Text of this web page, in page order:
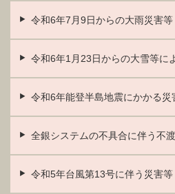
令和6年7月9日からの大雨災害等
令和6年1月23日からの大雪等に
令和6年能登半島地震にかかる災
全銀システムの不具合に伴う不
令和5年台風第13号に伴う災害等